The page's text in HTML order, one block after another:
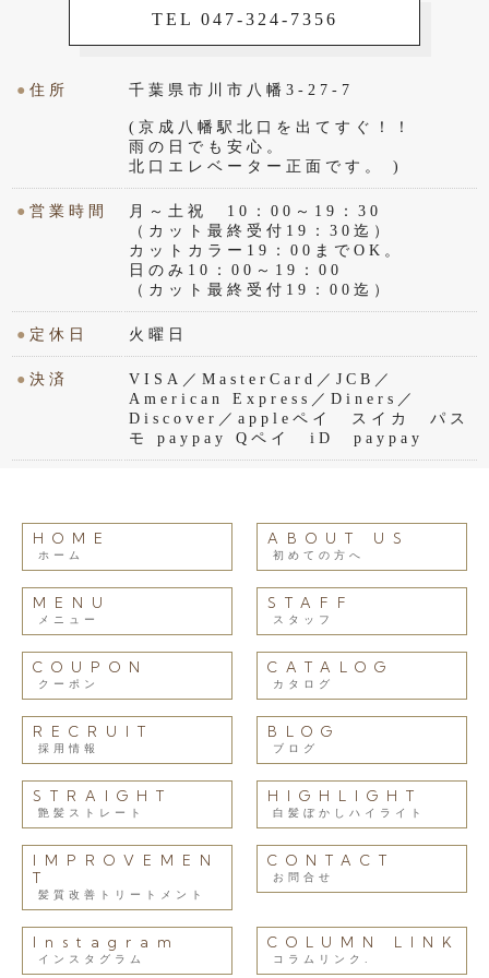
TEL 047-324-7356
●住所 千葉県市川市八幡3-27-7
(京成八幡駅北口を出てすぐ！！
雨の日でも安心。
北口エレベーター正面です。 )
●営業時間
月～土祝 10：00～19：30
（カット最終受付19：30迄）
カットカラー19：00までOK。
日のみ10：00～19：00
（カット最終受付19：00迄）
● 定休日 火曜日
●決済
VISA／MasterCard／JCB／
American Express／Diners／
Discover／appleペイ スイカ パス
モ paypay Qペイ iD paypay
HOME
ホーム
ABOUT US
初めての方へ
MENU
メニュー
STAFF
スタッフ
COUPON
クーポン
CATALOG
カタログ
RECRUIT
採用情報
BLOG
ブログ
STRAIGHT
艶髪ストレート
HIGHLIGHT
白髪ぼかしハイライト
IMPROVEMEN
T
髪質改善トリートメント
CONTACT
お問合せ
Instagram
インスタグラム
COLUMN LINK
コラムリンク.